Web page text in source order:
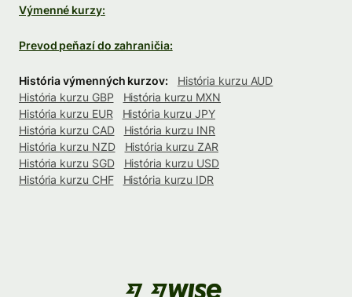
Výmenné kurzy:
Prevod peňazí do zahraničia:
História výmenných kurzov:
História kurzu AUD
História kurzu GBP
História kurzu MXN
História kurzu EUR
História kurzu JPY
História kurzu CAD
História kurzu INR
História kurzu NZD
História kurzu ZAR
História kurzu SGD
História kurzu USD
História kurzu CHF
História kurzu IDR